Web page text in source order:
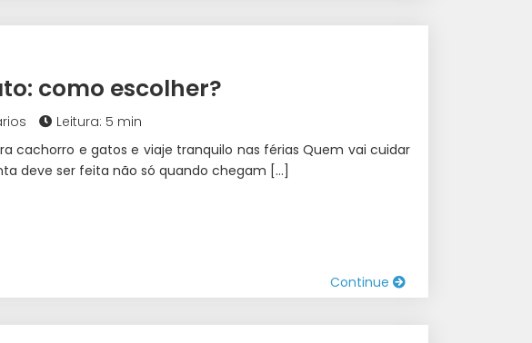
como escolher?
Leitura: 5 min
cachorro e gatos e viaje tranquilo nas férias Quem vai cuidar
deve ser feita não só quando chegam […]
Continue